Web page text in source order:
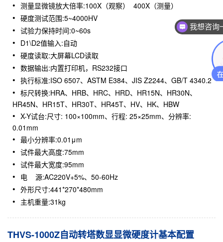
测量显微镜放大倍率:100X（观察） 400X（测量）
硬度测试范围:5~4000HV
试验力保持时间:0~60s
D1\D2值输入:自动
硬度读取:大屏幕LCD读取
数据输出:内置打印机，RS232接口
执行标准:ISO 6507、ASTM E384、JIS Z2244、GB/T 4340.2
标尺转换:HRA、HRB、HRC、HRD、HR15N、HR30N、
HR45N、HR15T、HR30T、HR45T、HV、HK、HBW
X-Y试台:尺寸: 100×100mm、行程: 25×25mm、分辨率:
0.01mm
最小分辨率:0.01μm
试件最大高度:75mm
试件最大宽度:95mm
电 源:AC220V+5%、50-60Hz
外形尺寸:441*270*480mm
主机重量:31kg
THVS-1000Z自动转塔数显显微硬度计基本配置
我想咨询